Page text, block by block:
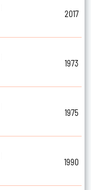
2017
1973
1975
1990